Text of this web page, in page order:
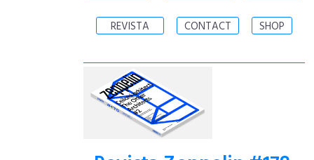
REVISTA CONTACT SHOP